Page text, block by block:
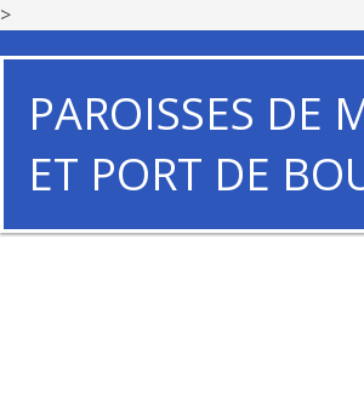
>
PAROISSES DE
ET PORT DE